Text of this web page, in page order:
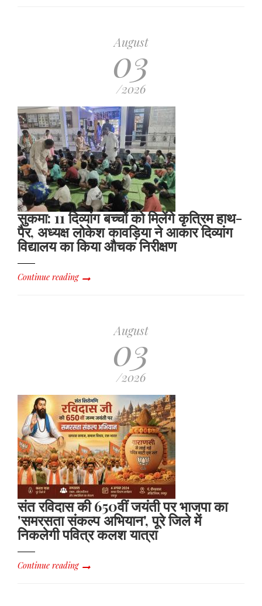
August
03
/2026
सुकमा: 11 दिव्यांग बच्चों को मिलेंगे कृत्रिम हाथ-
पैर, अध्यक्ष लोकेश कावड़िया ने आकार दिव्यांग
विद्यालय का किया औचक निरीक्षण
Continue reading
August
03
/2026
संत रविदास की 650वीं जयंती पर भाजपा का
'समरसता संकल्प अभियान', पूरे जिले में
निकलेगी पवित्र कलश यात्रा
Continue reading